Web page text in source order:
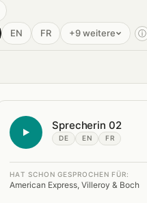
EN FR +9 weitere ⓘ
Sprecherin 02
DE EN FR
HAT SCHON GESPROCHEN FÜR:
American Express, Villeroy & Boch